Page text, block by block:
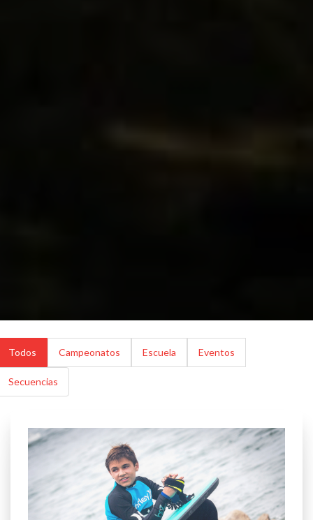
Todos Campeonatos Escuela Eventos
Secuencias